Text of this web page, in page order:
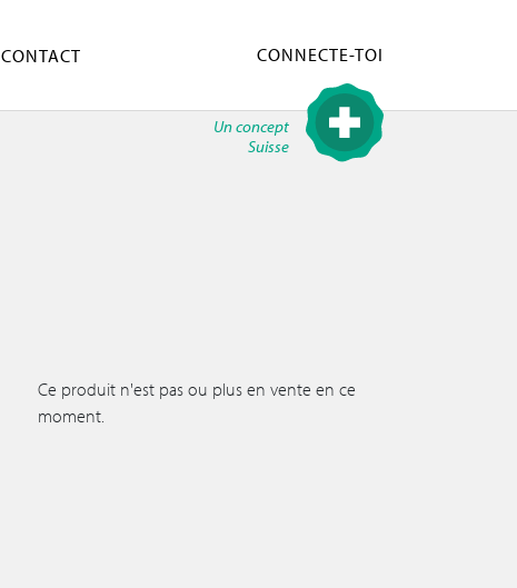
CONTACT CONNECTE-TOI
Un concept
Suisse
Ce produit n'est pas ou plus en vente en ce
moment.